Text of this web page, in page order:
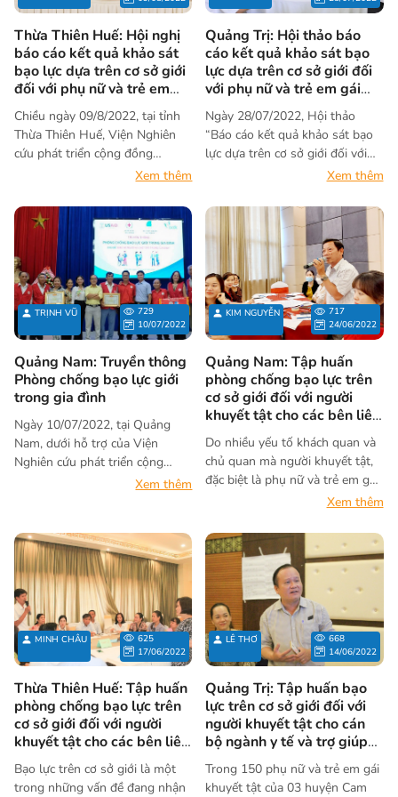
quản lý dự án “Tăng cường cơ
hội và nâng cao vị thế cho người
khuyết tật, giai đoạn 2” tổ chức
khóa tập huấn “Phòng chống
bạo lực trên cơ sở giới đối với
người khuyết tật cho các cơ
quan liên quan”.
Thừa Thiên Huế: Hội nghị
báo cáo kết quả khảo sát
bạo lực dựa trên cơ sở giới
đối với phụ nữ và trẻ em
gái khuyết tật
Chiều ngày 09/8/2022, tại tỉnh
Thừa Thiên Huế, Viện Nghiên
cứu phát triển cộng đồng
(ACDC) phối hợp với Sở Lao
tổ chức Hội nghị “Chia sẻ kết
quả khảo sát về tình hình bạo
lực trên cơ sở giới đối với phụ
nữ và trẻ em gái khuyết tật”.
Xem thêm
Quảng Trị: Hội thảo báo
cáo kết quả khảo sát bạo
lực dựa trên cơ sở giới đối
với phụ nữ và trẻ em gái
khuyết tật
Ngày 28/07/2022, Hội thảo
“Báo cáo kết quả khảo sát bạo
lực dựa trên cơ sở giới đối với
phụ nữ và trẻ em gái khuyết
Trị. Hoạt động do ACDC và Hội
Người khuyết tật, Nạn nhân da
cam, Bảo trợ người khuyết tật
và Bảo vệ quyền trẻ em phối
hợp thực hiện.
Xem thêm
TRỊNH VŨ
729
10/07/2022
Quảng Nam: Truyền thông
Phòng chống bạo lực giới
trong gia đình
Ngày 10/07/2022, tại Quảng
Nam, dưới hỗ trợ của Viện
Nghiên cứu phát triển cộng
đồng (ACDC), Hội Chữ thập đỏ
chức chương trình Truyền thông
Phòng chống bạo lực giới trong
gia đình với chủ đề “Bảo vệ
người khuyết tật trong gia
đình”. Sự kiện nhằm phát huy
vai trò của các cấp chính quyền,
đoàn thể, các tổ chức xã hội, đẩy
mạnh công tác phòng chống
bạo lực giới trong gia đình,
hướng đến bảo vệ người khuyết
tật.
Xem thêm
KIM NGUYỄN
717
24/06/2022
Quảng Nam: Tập huấn
phòng chống bạo lực trên
cơ sở giới đối với người
khuyết tật cho các bên liên
quan
Do nhiều yếu tố khách quan và
chủ quan mà người khuyết tật,
đặc biệt là phụ nữ và trẻ em gái
khuyết tật là nhóm có nguy cơ
cáo Đánh giá đầu vào về tình
hình bạo lực trên cơ sở giới đối
với phụ nữ và trẻ em gái khuyết
tật củadự án “Tăng cường cơ
hội và nâng cao vị thế cho người
khuyết tật” giai đoạn II, một tỷ
lệ không nhỏ phụ nữ và trẻ em
gái khuyết tật đã bị bạo lực giới
dưới các hình thức khác nhau.
Báo cáo này cũng chỉ ra rằng, kỹ
năng hỗ trợ phụ nữ, trẻ em gái
khuyết tật bị bạo lực giới của
các bên liên quan còn có những
hạn chế nhất định; sự phối hợp
Xem thêm
MINH CHÂU
625
17/06/2022
Thừa Thiên Huế: Tập huấn
phòng chống bạo lực trên
cơ sở giới đối với người
khuyết tật cho các bên liên
quan
Bạo lực trên cơ sở giới là một
trong những vấn đề đang nhận
LÊ THƠ
668
14/06/2022
Quảng Trị: Tập huấn bạo
lực trên cơ sở giới đối với
người khuyết tật cho cán
bộ ngành y tế và trợ giúp
pháp lý
Trong 150 phụ nữ và trẻ em gái
khuyết tật của 03 huyện Cam